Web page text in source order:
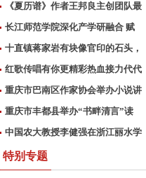
《夏历谱》作者王邦良主创团队最
长江师范学院深化产学研融合 赋
十直镇蒋家岩有块像官印的石头，
红歌传唱有你更精彩热血接力代代
重庆市巴南区作家协会举办小说讲
重庆市丰都县举办“书畔清言”读
中国农大教授李健强在浙江丽水学
特别专题